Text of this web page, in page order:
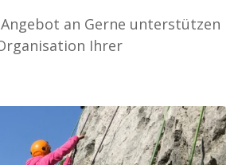
an Gerne unterstützen
Ihrer